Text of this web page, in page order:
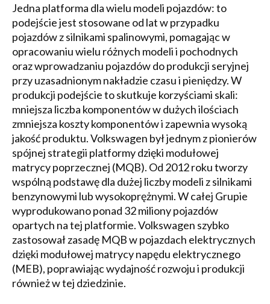
Jedna platforma dla wielu modeli pojazdów: to
podejście jest stosowane od lat w przypadku
pojazdów z silnikami spalinowymi, pomagając w
opracowaniu wielu różnych modeli i pochodnych
oraz wprowadzaniu pojazdów do produkcji seryjnej
przy uzasadnionym nakładzie czasu i pieniędzy. W
produkcji podejście to skutkuje korzyściami skali:
mniejsza liczba komponentów w dużych ilościach
zmniejsza koszty komponentów i zapewnia wysoką
jakość produktu. Volkswagen był jednym z pionierów
spójnej strategii platformy dzięki modułowej
matrycy poprzecznej (MQB). Od 2012 roku tworzy
wspólną podstawę dla dużej liczby modeli z silnikami
benzynowymi lub wysokoprężnymi. W całej Grupie
wyprodukowano ponad 32 miliony pojazdów
opartych na tej platformie. Volkswagen szybko
zastosował zasadę MQB w pojazdach elektrycznych
dzięki modułowej matrycy napędu elektrycznego
(MEB), poprawiając wydajność rozwoju i produkcji
również w tej dziedzinie.